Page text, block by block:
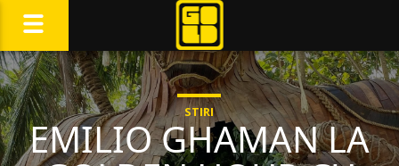
STIRI
EMILIO GHAMAN LA